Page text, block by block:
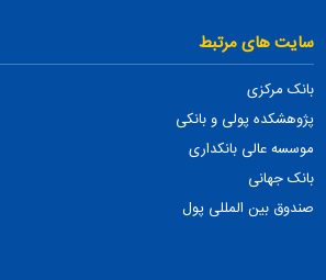
سایت های مرتبط
بانک مرکزی
پژوهشکده پولی و بانکی
موسسه عالی بانکداری
بانک جهانی
صندوق بین المللی پول